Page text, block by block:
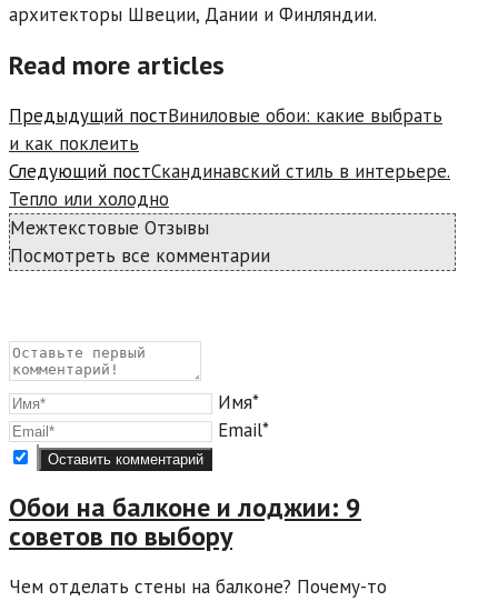
архитекторы Швеции, Дании и Финляндии.
Read more articles
Предыдущий постВиниловые обои: какие выбрать
и как поклеить
Следующий постСкандинавский стиль в интерьере.
Тепло или холодно
Межтекстовые Отзывы
Посмотреть все комментарии
Имя*
Email*
Обои на балконе и лоджии: 9
советов по выбору
Чем отделать стены на балконе? Почему-то